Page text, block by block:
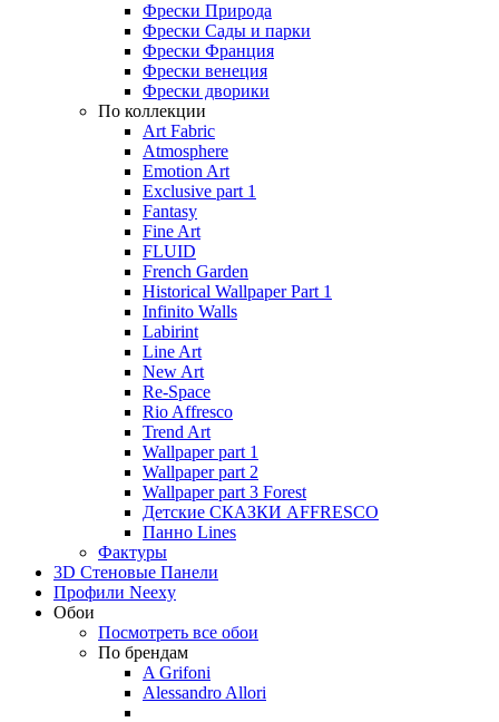
Фрески Природа
Фрески Сады и парки
Фрески Франция
Фрески венеция
Фрески дворики
По коллекции
Art Fabric
Atmosphere
Emotion Art
Exclusive part 1
Fantasy
Fine Art
FLUID
French Garden
Historical Wallpaper Part 1
Infinito Walls
Labirint
Line Art
New Art
Re-Space
Rio Affresco
Trend Art
Wallpaper part 1
Wallpaper part 2
Wallpaper part 3 Forest
Детские СКАЗКИ AFFRESCO
Панно Lines
Фактуры
3D Стеновые Панели
Профили Neexy
Обои
Посмотреть все обои
По брендам
A Grifoni
Alessandro Allori